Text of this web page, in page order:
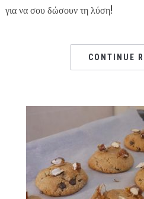
για να σου δώσουν τη λύση!
CONTINUE